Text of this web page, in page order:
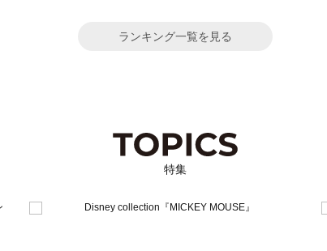
ランキング一覧を見る
特集